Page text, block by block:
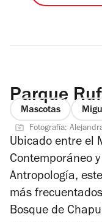
Parque
Mascotas
Fotografía:
Ubicado entre el
Contemporáneo
Antropología,
más
Bosque de